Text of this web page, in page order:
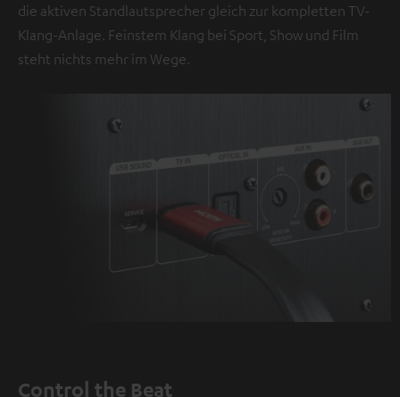
die aktiven Standlautsprecher gleich zur kompletten TV-
Klang-Anlage. Feinstem Klang bei Sport, Show und Film
steht nichts mehr im Wege.
Control the Beat